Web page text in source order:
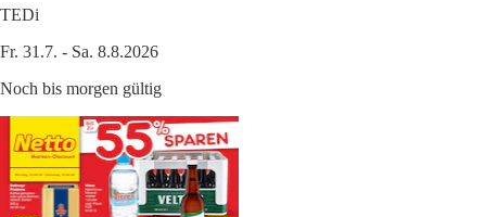
TEDi
Fr. 31.7. - Sa. 8.8.2026
Noch bis morgen gültig